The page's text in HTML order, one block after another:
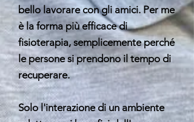
bello lavorare con gli amici. Per me
è la forma più efficace di
fisioterapia, semplicemente perché
le persone si prendono il tempo di
recuperare.
Solo l'interazione di un ambiente